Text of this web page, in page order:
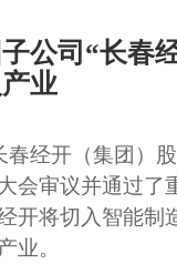
公司“长春
业
春经开（集团）
会审议并通过了
开将切入智能制
业。